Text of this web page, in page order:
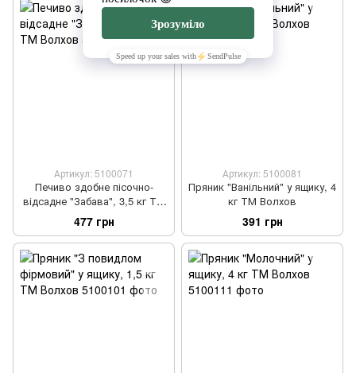
Артикул: 5100071
Печиво здобне пісочно-
відсадне "Забава", 3,5 кг ТМ
Волхов
477 грн
Артикул: 5100081
Пряник "Ванільний" у ящику, 4
кг ТМ Волхов
391 грн